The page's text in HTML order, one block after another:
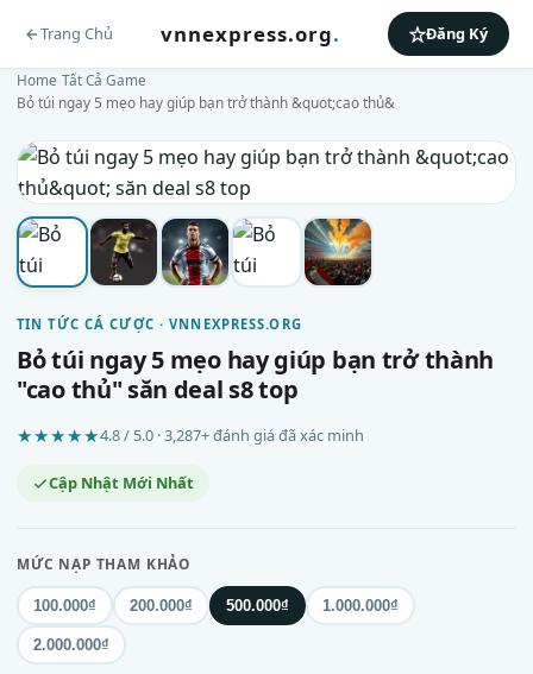
Trang Chủ vnnexpress.org. Đăng Ký
Home Tất Cả Game
Bỏ túi ngay 5 mẹo hay giúp bạn trở thành &quot;cao thủ&
TIN TỨC CÁ CƯỢC · VNNEXPRESS.ORG
Bỏ túi ngay 5 mẹo hay giúp bạn trở thành
"cao thủ" săn deal s8 top
★★★★★4.8 / 5.0 · 3,287+ đánh giá đã xác minh
Cập Nhật Mới Nhất
MỨC NẠP THAM KHẢO
100.000₫ 200.000₫ 500.000₫ 1.000.000₫
2.000.000₫